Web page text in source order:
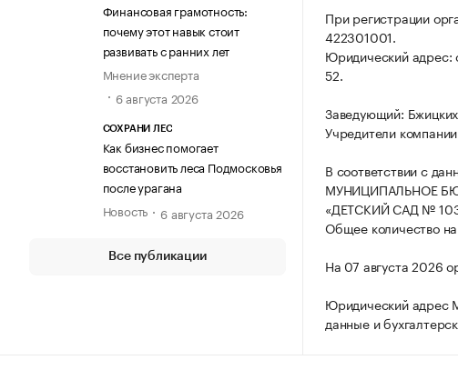
Финансовая грамотность:
почему этот навык стоит
развивать с ранних лет
Мнение эксперта
6 августа 2026
СОХРАНИ ЛЕС
Как бизнес помогает
восстановить леса Подмосковья
после урагана
Новость
6 августа 2026
Все публикации
При регистрации
422301001.
Юридический адрес:
52.
Заведующий:
Учредители
В соответствии с
МУНИЦИПАЛЬНОЕ
«ДЕТСКИЙ САД № 103
Общее количество
На 07 августа 2026
Юридический адрес
данные и